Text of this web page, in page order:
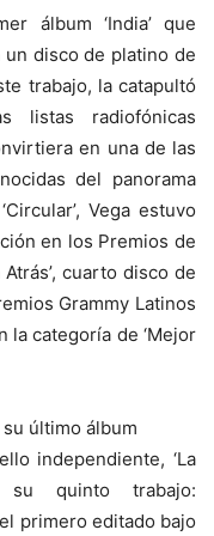
álbum ‘India’ que
disco de platino de
trabajo, la catapultó
listas radiofónicas
en una de las
del panorama
Vega estuvo
en los Premios de
cuarto disco de
Grammy Latinos
la categoría de ‘Mejor
independiente, ‘La
su quinto trabajo:
primero editado bajo